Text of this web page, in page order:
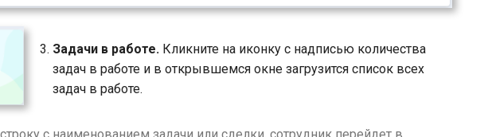
Задачи в работе. Кликните на иконку с надписью количества
задач в работе и в открывшемся окне загрузится список всех
задач в работе.
с наименованием задачи или сделки, сотрудник перейдет в